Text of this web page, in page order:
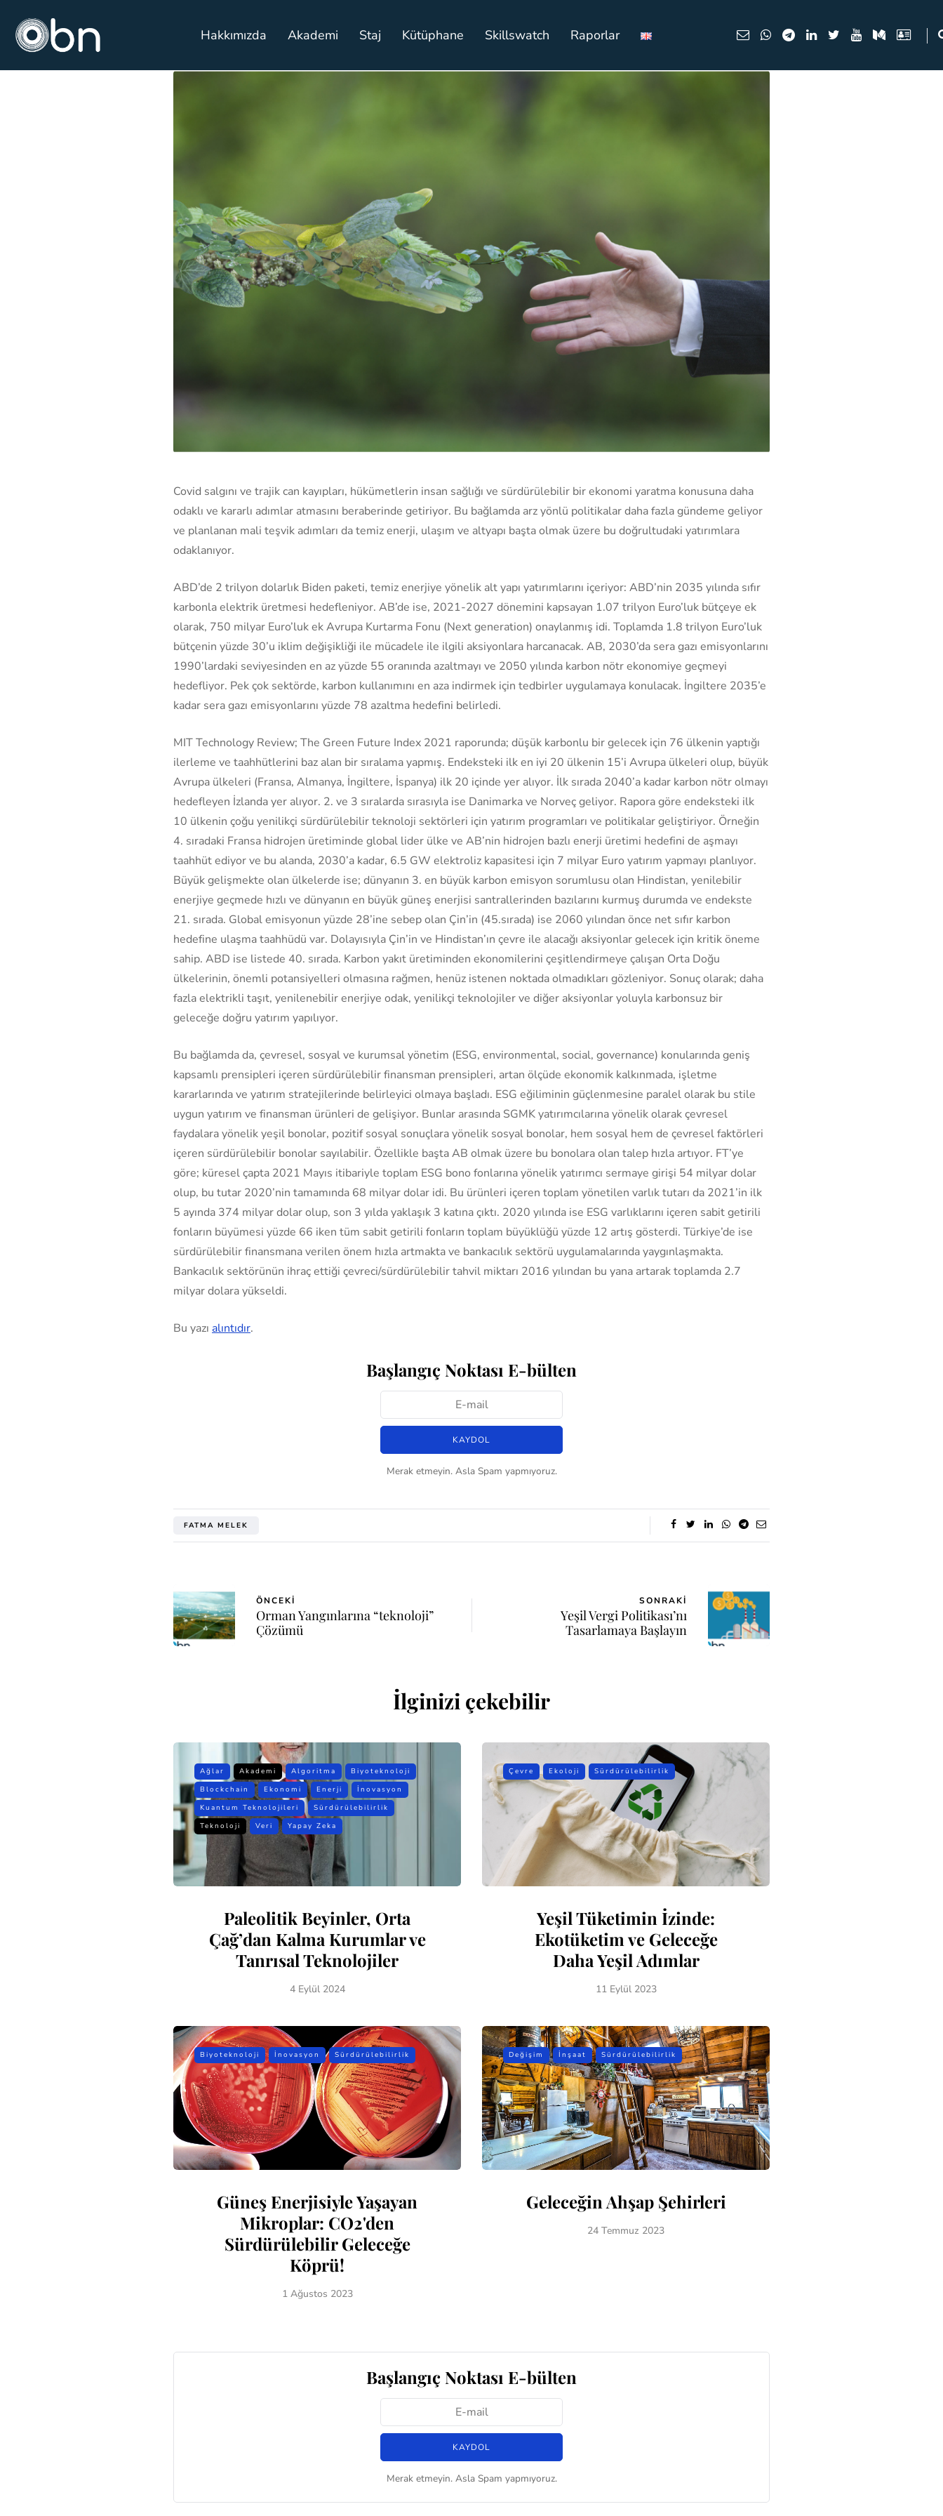
Hakkımızda Akademi Staj Kütüphane Skillswatch Raporlar
Covid salgını ve trajik can kayıpları, hükümetlerin insan sağlığı ve sürdürülebilir bir ekonomi yaratma konusuna daha
odaklı ve kararlı adımlar atmasını beraberinde getiriyor. Bu bağlamda arz yönlü politikalar daha fazla gündeme geliyor
ve planlanan mali teşvik adımları da temiz enerji, ulaşım ve altyapı başta olmak üzere bu doğrultudaki yatırımlara
odaklanıyor.
ABD’de 2 trilyon dolarlık Biden paketi, temiz enerjiye yönelik alt yapı yatırımlarını içeriyor: ABD’nin 2035 yılında sıfır
karbonla elektrik üretmesi hedefleniyor. AB’de ise, 2021-2027 dönemini kapsayan 1.07 trilyon Euro’luk bütçeye ek
olarak, 750 milyar Euro’luk ek Avrupa Kurtarma Fonu (Next generation) onaylanmış idi. Toplamda 1.8 trilyon Euro’luk
bütçenin yüzde 30’u iklim değişikliği ile mücadele ile ilgili aksiyonlara harcanacak. AB, 2030’da sera gazı emisyonlarını
1990’lardaki seviyesinden en az yüzde 55 oranında azaltmayı ve 2050 yılında karbon nötr ekonomiye geçmeyi
hedefliyor. Pek çok sektörde, karbon kullanımını en aza indirmek için tedbirler uygulamaya konulacak. İngiltere 2035’e
kadar sera gazı emisyonlarını yüzde 78 azaltma hedefini belirledi.
MIT Technology Review; The Green Future Index 2021 raporunda; düşük karbonlu bir gelecek için 76 ülkenin yaptığı
ilerleme ve taahhütlerini baz alan bir sıralama yapmış. Endeksteki ilk en iyi 20 ülkenin 15’i Avrupa ülkeleri olup, büyük
Avrupa ülkeleri (Fransa, Almanya, İngiltere, İspanya) ilk 20 içinde yer alıyor. İlk sırada 2040’a kadar karbon nötr olmayı
hedefleyen İzlanda yer alıyor. 2. ve 3 sıralarda sırasıyla ise Danimarka ve Norveç geliyor. Rapora göre endeksteki ilk
10 ülkenin çoğu yenilikçi sürdürülebilir teknoloji sektörleri için yatırım programları ve politikalar geliştiriyor. Örneğin
4. sıradaki Fransa hidrojen üretiminde global lider ülke ve AB’nin hidrojen bazlı enerji üretimi hedefini de aşmayı
taahhüt ediyor ve bu alanda, 2030’a kadar, 6.5 GW elektroliz kapasitesi için 7 milyar Euro yatırım yapmayı planlıyor.
Büyük gelişmekte olan ülkelerde ise; dünyanın 3. en büyük karbon emisyon sorumlusu olan Hindistan, yenilebilir
enerjiye geçmede hızlı ve dünyanın en büyük güneş enerjisi santrallerinden bazılarını kurmuş durumda ve endekste
21. sırada. Global emisyonun yüzde 28’ine sebep olan Çin’in (45.sırada) ise 2060 yılından önce net sıfır karbon
hedefine ulaşma taahhüdü var. Dolayısıyla Çin’in ve Hindistan’ın çevre ile alacağı aksiyonlar gelecek için kritik öneme
sahip. ABD ise listede 40. sırada. Karbon yakıt üretiminden ekonomilerini çeşitlendirmeye çalışan Orta Doğu
ülkelerinin, önemli potansiyelleri olmasına rağmen, henüz istenen noktada olmadıkları gözleniyor. Sonuç olarak; daha
fazla elektrikli taşıt, yenilenebilir enerjiye odak, yenilikçi teknolojiler ve diğer aksiyonlar yoluyla karbonsuz bir
geleceğe doğru yatırım yapılıyor.
Bu bağlamda da, çevresel, sosyal ve kurumsal yönetim (ESG, environmental, social, governance) konularında geniş
kapsamlı prensipleri içeren sürdürülebilir finansman prensipleri, artan ölçüde ekonomik kalkınmada, işletme
kararlarında ve yatırım stratejilerinde belirleyici olmaya başladı. ESG eğiliminin güçlenmesine paralel olarak bu stile
uygun yatırım ve finansman ürünleri de gelişiyor. Bunlar arasında SGMK yatırımcılarına yönelik olarak çevresel
faydalara yönelik yeşil bonolar, pozitif sosyal sonuçlara yönelik sosyal bonolar, hem sosyal hem de çevresel faktörleri
içeren sürdürülebilir bonolar sayılabilir. Özellikle başta AB olmak üzere bu bonolara olan talep hızla artıyor. FT’ye
göre; küresel çapta 2021 Mayıs itibariyle toplam ESG bono fonlarına yönelik yatırımcı sermaye girişi 54 milyar dolar
olup, bu tutar 2020’nin tamamında 68 milyar dolar idi. Bu ürünleri içeren toplam yönetilen varlık tutarı da 2021’in ilk
5 ayında 374 milyar dolar olup, son 3 yılda yaklaşık 3 katına çıktı. 2020 yılında ise ESG varlıklarını içeren sabit getirili
fonların büyümesi yüzde 66 iken tüm sabit getirili fonların toplam büyüklüğü yüzde 12 artış gösterdi. Türkiye’de ise
sürdürülebilir finansmana verilen önem hızla artmakta ve bankacılık sektörü uygulamalarında yaygınlaşmakta.
Bankacılık sektörünün ihraç ettiği çevreci/sürdürülebilir tahvil miktarı 2016 yılından bu yana artarak toplamda 2.7
milyar dolara yükseldi.
Bu yazı alıntıdır.
Başlangıç Noktası E-bülten
Merak etmeyin. Asla Spam yapmıyoruz.
FATMA MELEK
ÖNCEKI
Orman Yangınlarına “teknoloji”
Çözümü
SONRAKI
Yeşil Vergi Politikası’nı
Tasarlamaya Başlayın
İlginizi çekebilir
Ağlar Akademi Algoritma
Biyoteknoloji
Blockchain
Ekonomi Enerji
İnovasyon
Kuantum Teknolojileri
Sürdürülebilirlik
Teknoloji
Veri Yapay Zeka
Paleolitik Beyinler, Orta
Çağ’dan Kalma Kurumlar ve
Tanrısal Teknolojiler
4 Eylül 2024
Çevre Ekoloji Sürdürülebilirlik
Yeşil Tüketimin İzinde:
Ekotüketim ve Geleceğe
Daha Yeşil Adımlar
11 Eylül 2023
Biyoteknoloji İnovasyon Sürdürülebilirlik
Güneş Enerjisiyle Yaşayan
Mikroplar: CO2'den
Sürdürülebilir Geleceğe
Köprü!
1 Ağustos 2023
Değişim İnşaat Sürdürülebilirlik
Geleceğin Ahşap Şehirleri
24 Temmuz 2023
Başlangıç Noktası E-bülten
Merak etmeyin. Asla Spam yapmıyoruz.